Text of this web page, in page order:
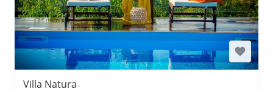
Villa Natura